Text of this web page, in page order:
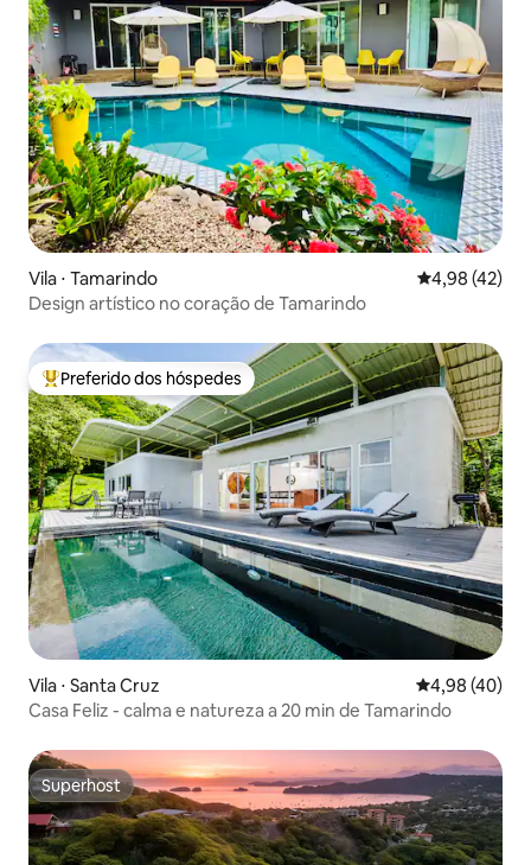
Vila ⋅ Tamarindo 4,98 de uma
4,98 (42)
Design artístico no coração de Tamarindo
Entre os melhores preferidos dos hóspedes
Preferido dos hóspedes
Vila ⋅ Santa Cruz 4,98 de uma
4,98 (40)
Casa Feliz - calma e natureza a 20 min de Tamarindo
Superhost
Superhost